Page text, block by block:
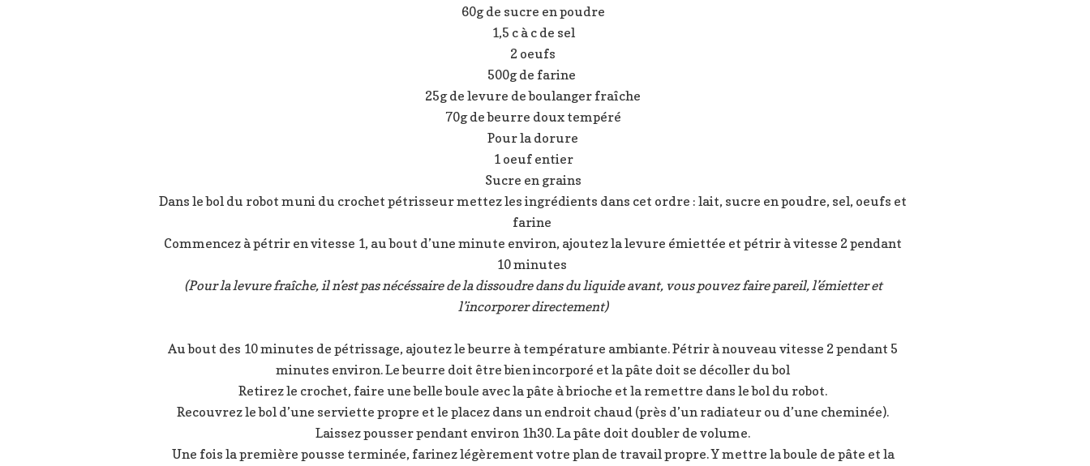
60g de sucre en poudre
1,5 c à c de sel
2 oeufs
500g de farine
25g de levure de boulanger fraîche
70g de beurre doux tempéré
Pour la dorure
1 oeuf entier
Sucre en grains
Dans le bol du robot muni du crochet pétrisseur mettez les ingrédients dans cet ordre : lait, sucre en poudre, sel, oeufs et
farine
Commencez à pétrir en vitesse 1, au bout d’une minute environ, ajoutez la levure émiettée et pétrir à vitesse 2 pendant
10 minutes
(Pour la levure fraîche, il n’est pas nécéssaire de la dissoudre dans du liquide avant, vous pouvez faire pareil, l’émietter et
l’incorporer directement)
Au bout des 10 minutes de pétrissage, ajoutez le beurre à température ambiante. Pétrir à nouveau vitesse 2 pendant 5
minutes environ. Le beurre doit être bien incorporé et la pâte doit se décoller du bol
Retirez le crochet, faire une belle boule avec la pâte à brioche et la remettre dans le bol du robot.
Recouvrez le bol d’une serviette propre et le placez dans un endroit chaud (près d’un radiateur ou d’une cheminée).
Laissez pousser pendant environ 1h30. La pâte doit doubler de volume.
Une fois la première pousse terminée, farinez légèrement votre plan de travail propre. Y mettre la boule de pâte et la